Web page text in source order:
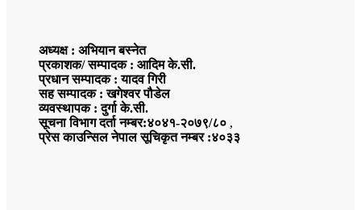
अध्यक्ष : अभियान बस्नेत
प्रकाशक/ सम्पादक : आदिम के.सी.
प्रधान सम्पादक : यादव गिरी
सह सम्पादक : खगेश्वर पौडेल
व्यवस्थापक : दुर्गा के.सी.
सूचना विभाग दर्ता नम्बर:४०४१-२०७९/८० ,
प्रेस काउन्सिल नेपाल सूचिकृत नम्बर :४०३३